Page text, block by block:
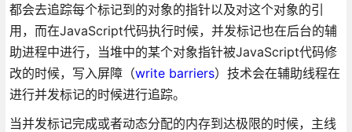
都会去追踪每个标记到的对象的指针以及对这个对象的引
用，而在JavaScript代码执行时候，并发标记也在后台的辅
助进程中进行，当堆中的某个对象指针被JavaScript代码修
改的时候，写入屏障（write barriers）技术会在辅助线程在
进行并发标记的时候进行追踪。
当并发标记完成或者动态分配的内存到达极限的时候，主线